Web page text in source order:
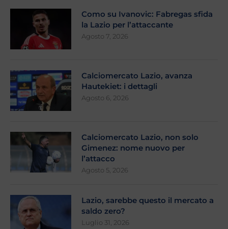
Como su Ivanovic: Fabregas sfida
la Lazio per l’attaccante
Agosto 7, 2026
Calciomercato Lazio, avanza
Hautekiet: i dettagli
Agosto 6, 2026
Calciomercato Lazio, non solo
Gimenez: nome nuovo per
l’attacco
Agosto 5, 2026
Lazio, sarebbe questo il mercato a
saldo zero?
Luglio 31, 2026